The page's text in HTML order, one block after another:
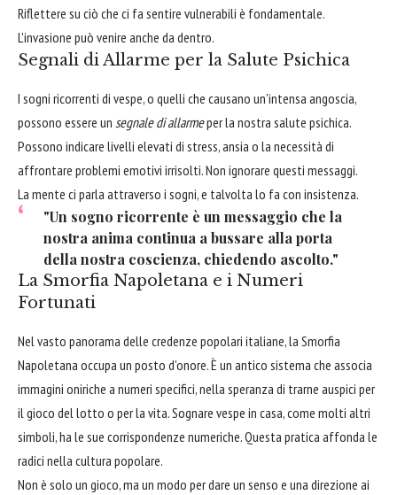
Riflettere su ciò che ci fa sentire vulnerabili è fondamentale.
L'invasione può venire anche da dentro.
Segnali di Allarme per la Salute Psichica
I sogni ricorrenti di vespe, o quelli che causano un'intensa angoscia,
possono essere un segnale di allarmeper la nostra salute psichica.
Possono indicare livelli elevati di stress, ansia o la necessità di
affrontare problemi emotivi irrisolti. Non ignorare questi messaggi.
La mente ci parla attraverso i sogni, e talvolta lo fa con insistenza.
"Un sogno ricorrente è un messaggio che la
nostra anima continua a bussare alla porta
della nostra coscienza, chiedendo ascolto."
La Smorfia Napoletana e i Numeri
Fortunati
Nel vasto panorama delle credenze popolari italiane, la Smorfia
Napoletana occupa un posto d'onore. È un antico sistema che associa
immagini oniriche a numeri specifici, nella speranza di trarne auspici per
il gioco del lotto o per la vita. Sognare vespe in casa, come molti altri
simboli, ha le sue corrispondenze numeriche. Questa pratica affonda le
radici nella cultura popolare.
Non è solo un gioco, ma un modo per dare un senso e una direzione ai